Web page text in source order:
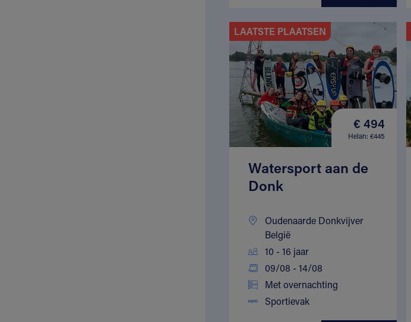
LAATSTE PLAATSEN
€ 494
Helan: €445
Watersport aan de
Donk
Oudenaarde Donkvijver
België
10 - 16 jaar
09/08 - 14/08
Met overnachting
Sportievak